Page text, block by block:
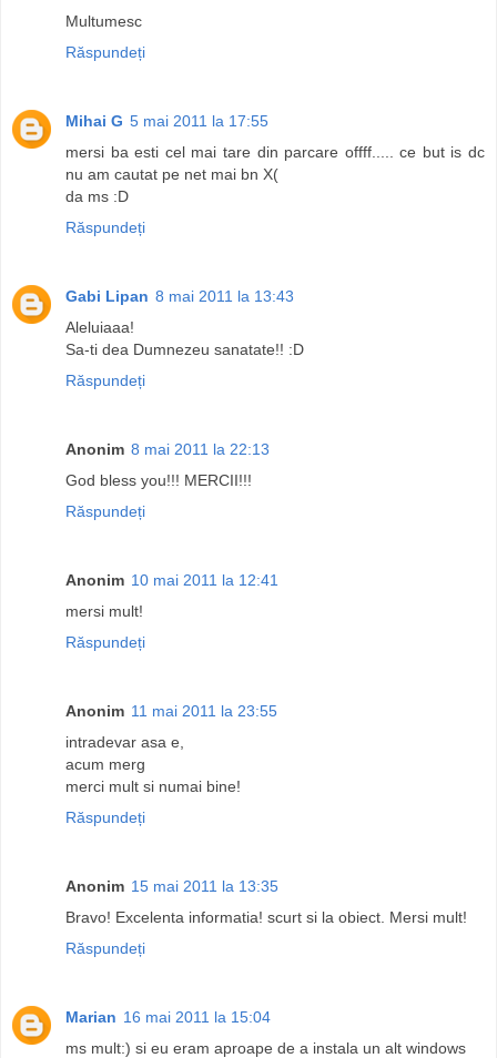
Multumesc
Răspundeți
Mihai G 5 mai 2011 la 17:55
mersi ba esti cel mai tare din parcare offff..... ce but is dc
nu am cautat pe net mai bn X(
da ms :D
Răspundeți
Gabi Lipan 8 mai 2011 la 13:43
Aleluiaaa!
Sa-ti dea Dumnezeu sanatate!! :D
Răspundeți
Anonim 8 mai 2011 la 22:13
God bless you!!! MERCII!!!
Răspundeți
Anonim 10 mai 2011 la 12:41
mersi mult!
Răspundeți
Anonim 11 mai 2011 la 23:55
intradevar asa e,
acum merg
merci mult si numai bine!
Răspundeți
Anonim 15 mai 2011 la 13:35
Bravo! Excelenta informatia! scurt si la obiect. Mersi mult!
Răspundeți
Marian 16 mai 2011 la 15:04
ms mult:) si eu eram aproape de a instala un alt windows